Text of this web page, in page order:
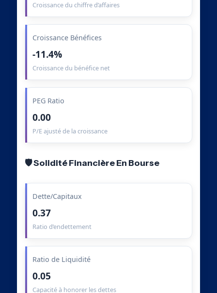
Croissance du chiffre d’affaires
Croissance Bénéfices
-11.4%
Croissance du bénéfice net
PEG Ratio
0.00
P/E ajusté de la croissance
🛡️ Solidité Financière En Bourse
Dette/Capitaux
0.37
Ratio d’endettement
Ratio de Liquidité
0.05
Capacité à honorer les dettes